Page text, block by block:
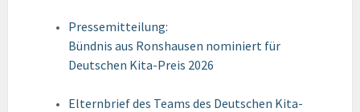
Pressemitteilung:
Bündnis aus Ronshausen nominiert für
Deutschen Kita-Preis 2026
Elternbrief des Teams des Deutschen Kita-